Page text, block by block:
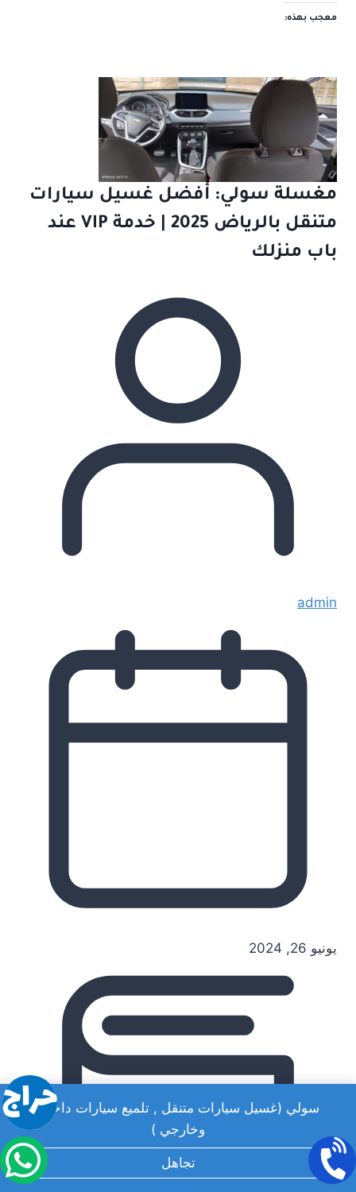
سولي (غسيل سيارات متنقل , تلميع سيارات داخلي
وخارجي )
تجاهل
معجب بهذه:
مغسلة سولي: أفضل غسيل سيارات
متنقل بالرياض 2025 | خدمة VIP عند
باب منزلك
admin
يونيو 26, 2024